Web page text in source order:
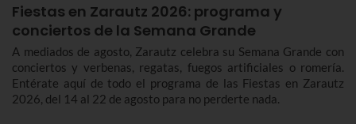
Fiestas en Zarautz 2026: programa y
conciertos de la Semana Grande
A mediados de agosto, Zarautz celebra su Semana Grande con
conciertos y verbenas, regatas, fuegos artificiales o romería.
Entérate aquí de todo el programa de las Fiestas en Zarautz
2026, del 14 al 22 de agosto para no perderte nada.